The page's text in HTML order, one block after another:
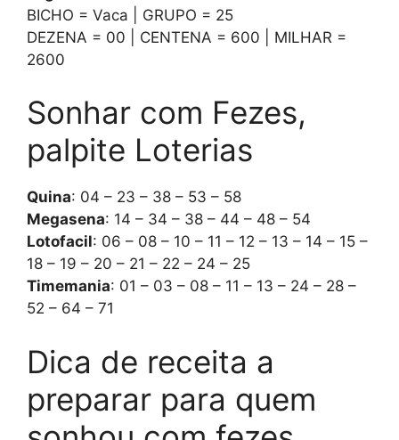
BICHO = Vaca | GRUPO = 25
DEZENA = 00 | CENTENA = 600 | MILHAR =
2600
Sonhar com Fezes,
palpite Loterias
Quina: 04 – 23 – 38 – 53 – 58
Megasena: 14 – 34 – 38 – 44 – 48 – 54
Lotofacil: 06 – 08 – 10 – 11 – 12 – 13 – 14 – 15 –
18 – 19 – 20 – 21 – 22 – 24 – 25
Timemania: 01 – 03 – 08 – 11 – 13 – 24 – 28 –
52 – 64 – 71
Dica de receita a
preparar para quem